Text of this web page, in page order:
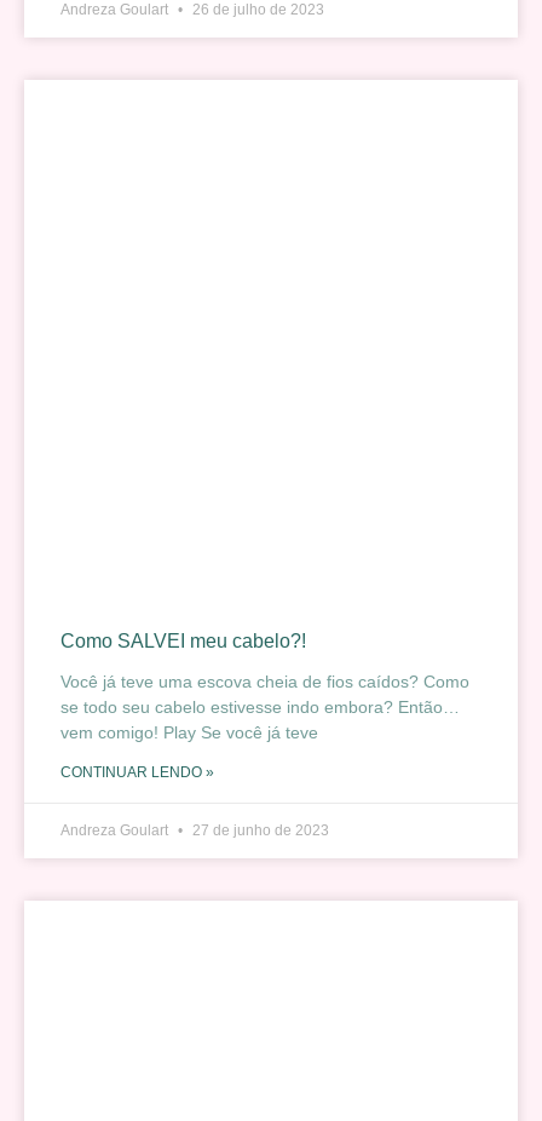
Andreza Goulart 26 de julho de 2023
Como SALVEI meu cabelo?!
Você já teve uma escova cheia de fios caídos? Como
se todo seu cabelo estivesse indo embora? Então…
vem comigo! Play Se você já teve
CONTINUAR LENDO »
Andreza Goulart 27 de junho de 2023